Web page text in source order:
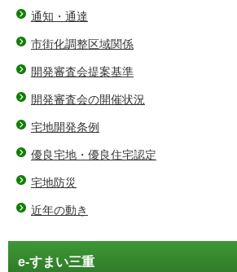
通知・通達
市街化調整区域関係
開発審査会提案基準
開発審査会の開催状況
宅地開発条例
優良宅地・優良住宅認定
宅地防災
近年の動き
e-すまい三重